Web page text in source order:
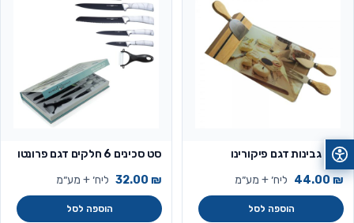
מגש גבינות דגם פיקורינו
44.00₪ ליח׳ + מע״מ
הוספה לסל
סט סכינים 6 חלקים דגם פרונטו
32.00 ₪ ליח׳ + מע״מ
הוספה לסל